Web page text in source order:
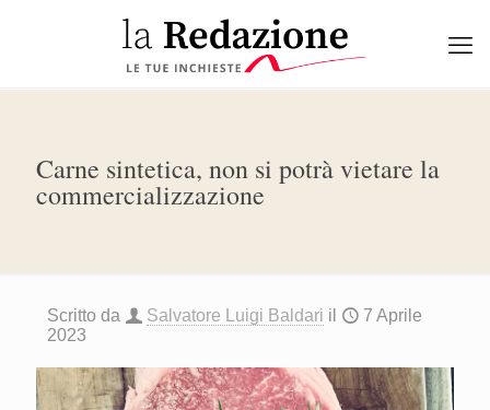
Carne sintetica, non si potrà vietare la
commercializzazione
Scritto da Salvatore Luigi Baldari il
7 Aprile
2023